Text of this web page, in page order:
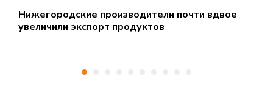
Нижегородские производители почти вдвое
увеличили экспорт продуктов